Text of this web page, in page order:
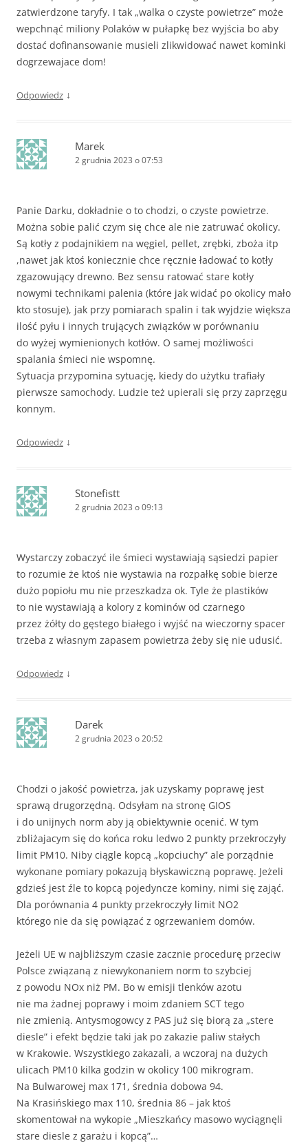
zatwierdzone taryfy. I tak „walka o czyste powietrze” może
wepchnąć miliony Polaków w pułapkę bez wyjścia bo aby
dostać dofinansowanie musieli zlikwidować nawet kominki
dogrzewajace dom!
Odpowiedz ↓
Marek
2 grudnia 2023 o 07:53
Panie Darku, dokładnie o to chodzi, o czyste powietrze.
Można sobie palić czym się chce ale nie zatruwać okolicy.
Są kotły z podajnikiem na węgiel, pellet, zrębki, zboża itp
,nawet jak ktoś koniecznie chce ręcznie ładować to kotły
zgazowujący drewno. Bez sensu ratować stare kotły
nowymi technikami palenia (które jak widać po okolicy mało
kto stosuje), jak przy pomiarach spalin i tak wyjdzie większa
ilość pyłu i innych trujących związków w porównaniu
do wyżej wymienionych kotłów. O samej możliwości
spalania śmieci nie wspomnę.
Sytuacja przypomina sytuację, kiedy do użytku trafiały
pierwsze samochody. Ludzie też upierali się przy zaprzęgu
konnym.
Odpowiedz ↓
Stonefistt
2 grudnia 2023 o 09:13
Wystarczy zobaczyć ile śmieci wystawiają sąsiedzi papier
to rozumie że ktoś nie wystawia na rozpałkę sobie bierze
dużo popiołu mu nie przeszkadza ok. Tyle że plastików
to nie wystawiają a kolory z kominów od czarnego
przez żółty do gęstego białego i wyjść na wieczorny spacer
trzeba z własnym zapasem powietrza żeby się nie udusić.
Odpowiedz ↓
Darek
2 grudnia 2023 o 20:52
Chodzi o jakość powietrza, jak uzyskamy poprawę jest
sprawą drugorzędną. Odsyłam na stronę GIOS
i do unijnych norm aby ją obiektywnie ocenić. W tym
zbliżajacym się do końca roku ledwo 2 punkty przekroczyły
limit PM10. Niby ciągle kopcą „kopciuchy” ale porządnie
wykonane pomiary pokazują błyskawiczną poprawę. Jeżeli
gdzieś jest źle to kopcą pojedyncze kominy, nimi się zająć.
Dla porównania 4 punkty przekroczyły limit NO2
którego nie da się powiązać z ogrzewaniem domów.
Jeżeli UE w najbliższym czasie zacznie procedurę przeciw
Polsce związaną z niewykonaniem norm to szybciej
z powodu NOx niż PM. Bo w emisji tlenków azotu
nie ma żadnej poprawy i moim zdaniem SCT tego
nie zmienią. Antysmogowcy z PAS już się biorą za „stere
diesle” i efekt będzie taki jak po zakazie paliw stałych
w Krakowie. Wszystkiego zakazali, a wczoraj na dużych
ulicach PM10 kilka godzin w okolicy 100 mikrogram.
Na Bulwarowej max 171, średnia dobowa 94.
Na Krasińskiego max 110, średnia 86 – jak ktoś
skomentował na wykopie „Mieszkańcy masowo wyciągnęli
stare diesle z garażu i kopcą”…